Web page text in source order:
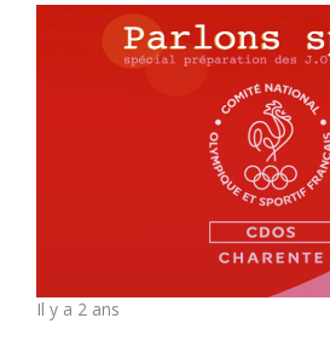
Il y a 2 ans